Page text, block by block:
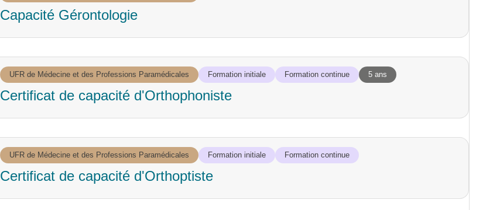
Capacité Gérontologie
UFR de Médecine et des Professions Paramédicales Formation initiale Formation continue 5 ans
Certificat de capacité d'Orthophoniste
UFR de Médecine et des Professions Paramédicales Formation initiale Formation continue
Certificat de capacité d'Orthoptiste